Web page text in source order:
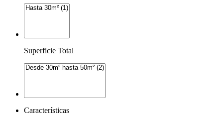
Superficie Total
Características